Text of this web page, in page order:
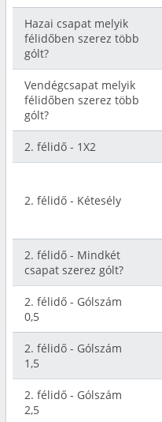
Hazai csapat melyik
félidőben szerez több
gólt?
Vendégcsapat melyik
félidőben szerez több
gólt?
2. félidő - 1X2
2. félidő - Kétesély
2. félidő - Mindkét
csapat szerez gólt?
2. félidő - Gólszám
0,5
2. félidő - Gólszám
1,5
2. félidő - Gólszám
2,5